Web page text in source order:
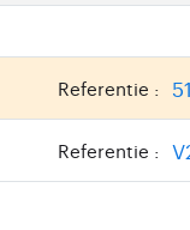
Referentie :
Referentie :